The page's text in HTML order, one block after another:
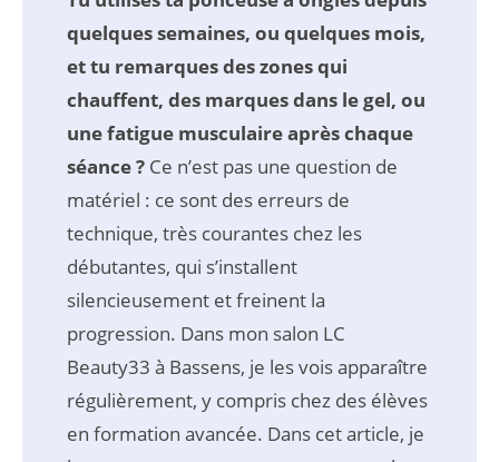
quelques semaines, ou quelques mois,
et tu remarques des zones qui
chauffent, des marques dans le gel, ou
une fatigue musculaire après chaque
séance ? Ce n’est pas une question de
matériel : ce sont des erreurs de
technique, très courantes chez les
débutantes, qui s’installent
silencieusement et freinent la
progression. Dans mon salon LC
Beauty33 à Bassens, je les vois apparaître
régulièrement, y compris chez des élèves
en formation avancée. Dans cet article, je